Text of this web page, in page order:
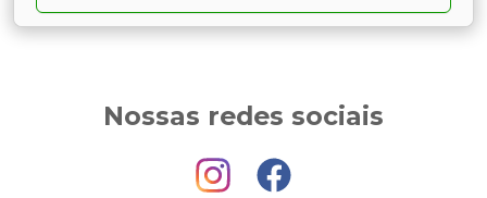
Nossas redes sociais